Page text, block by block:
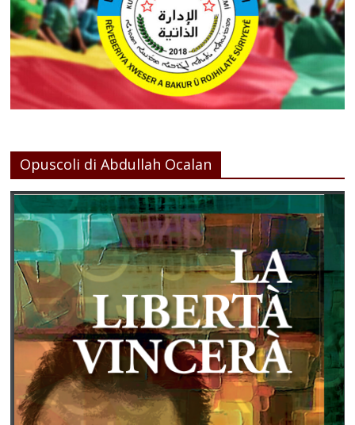
Opuscoli di Abdullah Ocalan